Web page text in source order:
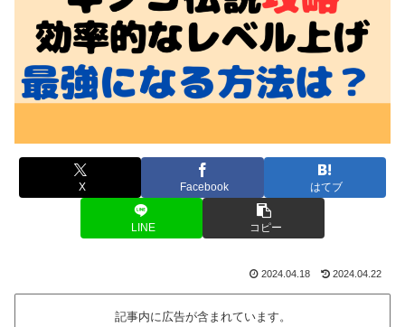
X Facebook はてブ
LINE コピー
2024.04.18 2024.04.22
記事内に広告が含まれています。